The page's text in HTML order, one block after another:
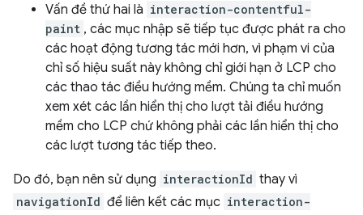
Vấn đề thứ hai là interaction-contentful-
paint , các mục nhập sẽ tiếp tục được phát ra cho
các hoạt động tương tác mới hơn, vì phạm vi của
chỉ số hiệu suất này không chỉ giới hạn ở LCP cho
các thao tác điều hướng mềm. Chúng ta chỉ muốn
xem xét các lần hiển thị cho lượt tải điều hướng
mềm cho LCP chứ không phải các lần hiển thị cho
các lượt tương tác tiếp theo.
Do đó, bạn nên sử dụng interactionId thay vì
navigationId để liên kết các mục interaction-